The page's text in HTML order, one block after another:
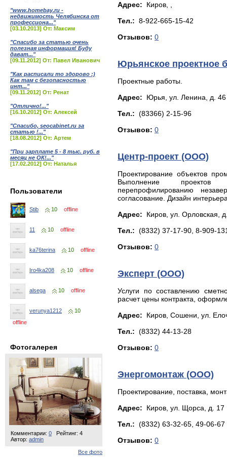
"www.homebay.ru -
недвижимость Челябинска от
профессиона..."
[03.10.2013] От: Максим
"Спасибо за статью очень
полезная информация! Буду
дават..."
[09.11.2012] От: Павел Иванович
"Как расписали то здорово :)
Как там с безопасностью
инт..."
[09.11.2012] От: Ренат
"Отлично!..."
[16.10.2012] От: Алексей
"Спасибо, seocabinet.ru за
статью !..."
[18.08.2012] От: Артем
"При зарплате 5 - 8 тыс. руб. в
месяц не ОК!..."
[17.02.2012] От: Наталья
Пользователи
Stib 10 offline
11 10 offline
ka76terina 10 offline
Iro4ka208 10 offline
alsega 10 offline
verunya1212
10
offline
Фотогалерея
Комментарии: 0
Рейтинг: 4
Автор: admin
Все фото
Адрес: Киров, ,
Тел.: 8-922-665-15-42
Отзывов: 0
Юрьянское проектное
Проектные работы.
Адрес: Юрья, ул. Лeнинa, д. 46
Тел.: (83366) 2-15-96
Отзывов: 0
Центр-проект (ООО)
Проектирование объектов
Выполнение проектов
перепрофилированию
согласование. Дизайн
Адрес: Киров, yл. Оpлoвcкaя,
Тел.: (8332) 37-17-90, 8-909-
Отзывов: 0
Эксперт (ООО)
Услуги по составлению
расчет цены контракта,
Адрес: Киров, Сошени, yл.
Тел.: (8332) 44-13-28
Отзывов: 0
Энергомонтаж (ООО)
Проектирование, поставка,
Адрес: Киров, yл. Щopca, д. 17
Тел.: (8332) 63-32-65, 49-06-67
Отзывов: 0